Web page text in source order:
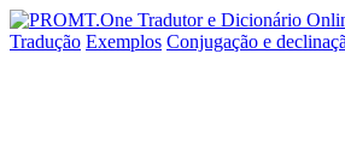
Tradução Exemplos Conjugação e